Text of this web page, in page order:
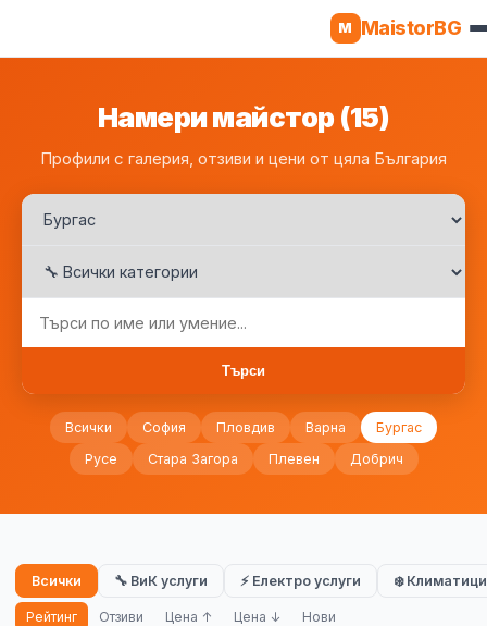
M MaistorBG
Намери майстор (15)
Профили с галерия, отзиви и цени от цяла България
Търси
Всички София Пловдив Варна
Бургас
Русе
Стара Загора Плевен Добрич
Всички 🔧 ВиК услуги ⚡ Електро услуги ❄️ Климатици
Рейтинг Отзиви Цена ↑ Цена ↓ Нови